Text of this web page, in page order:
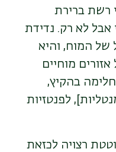
רשת ברירת
לא רק. נדידת
המוח, והיא
מוחיים
בהקיץ,
לפנטזיות
רצויה לכזאת